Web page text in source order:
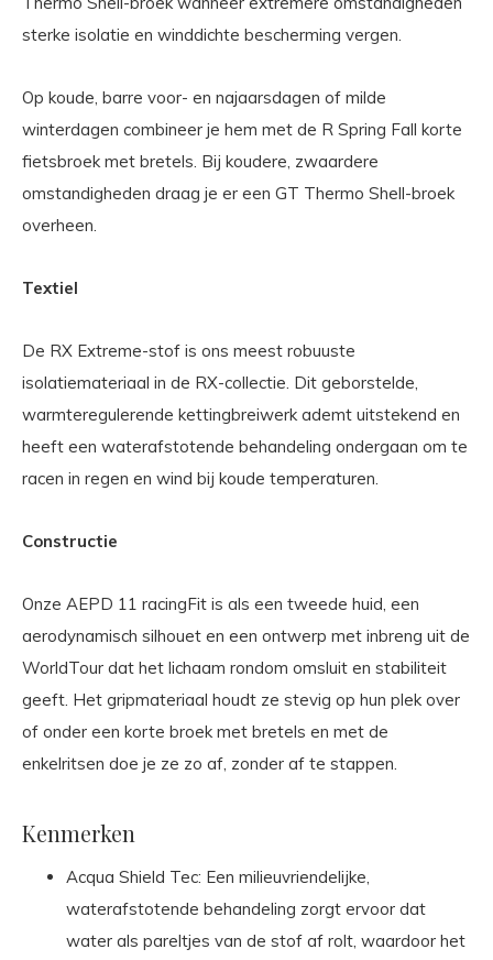
sterke isolatie en winddichte bescherming vergen.
Op koude, barre voor- en najaarsdagen of milde
winterdagen combineer je hem met de R Spring Fall korte
fietsbroek met bretels. Bij koudere, zwaardere
omstandigheden draag je er een GT Thermo Shell-broek
overheen.
Textiel
De RX Extreme-stof is ons meest robuuste
isolatiemateriaal in de RX-collectie. Dit geborstelde,
warmteregulerende kettingbreiwerk ademt uitstekend en
heeft een waterafstotende behandeling ondergaan om te
racen in regen en wind bij koude temperaturen.
Constructie
Onze AEPD 11 racingFit is als een tweede huid, een
aerodynamisch silhouet en een ontwerp met inbreng uit de
WorldTour dat het lichaam rondom omsluit en stabiliteit
geeft. Het gripmateriaal houdt ze stevig op hun plek over
of onder een korte broek met bretels en met de
enkelritsen doe je ze zo af, zonder af te stappen.
Kenmerken
Acqua Shield Tec: Een milieuvriendelijke,
waterafstotende behandeling zorgt ervoor dat
water als pareltjes van de stof af rolt, waardoor het